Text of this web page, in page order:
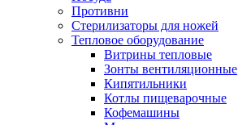
Противни
Стерилизаторы для ножей
Тепловое оборудование
Витрины тепловые
Зонты вентиляционные
Кипятильники
Котлы пищеварочные
Кофемашины